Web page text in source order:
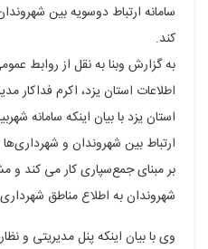
در
فیسبوک
در
پلاس
در
در سامانه ارتباط دوسویه بین
کند.
به گزارش وبنا به نقل از روابط
اطلاعات استان یزد، اکرم فداکار
استان یزد با بیان اینکه سامانه
ارتباط بین شهروندان و
بر مبنای جمع‌سپاری کار می کند
شهروندان به اطلاع مناطق
وی با بیان اینکه پنل مدیریتی و